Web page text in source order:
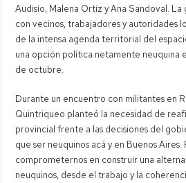
Audisio, Malena Ortiz y Ana Sandoval.
con vecinos, trabajadores y autoridades
de la intensa agenda territorial del
una opción política netamente neuquina
de octubre.
Durante un encuentro con militantes en
Quintriqueo planteó la necesidad de
provincial frente a las decisiones del
que ser neuquinos acá y en Buenos
comprometernos en construir una
neuquinos, desde el trabajo y la